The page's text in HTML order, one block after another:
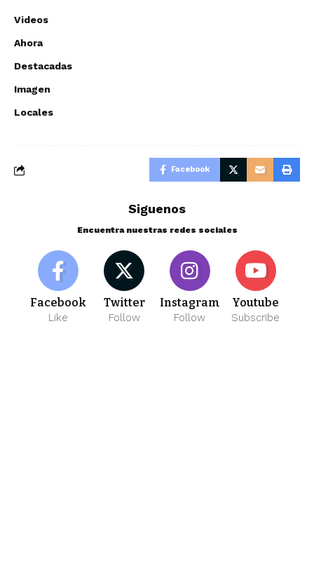
Videos
Ahora
Destacadas
Imagen
Locales
Facebook
Siguenos
Encuentra nuestras redes sociales
Facebook
Like
Twitter
Follow
Instagram
Follow
Youtube
Subscribe